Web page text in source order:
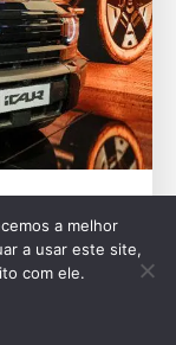
no
a melhor
a usar este site,
com ele.